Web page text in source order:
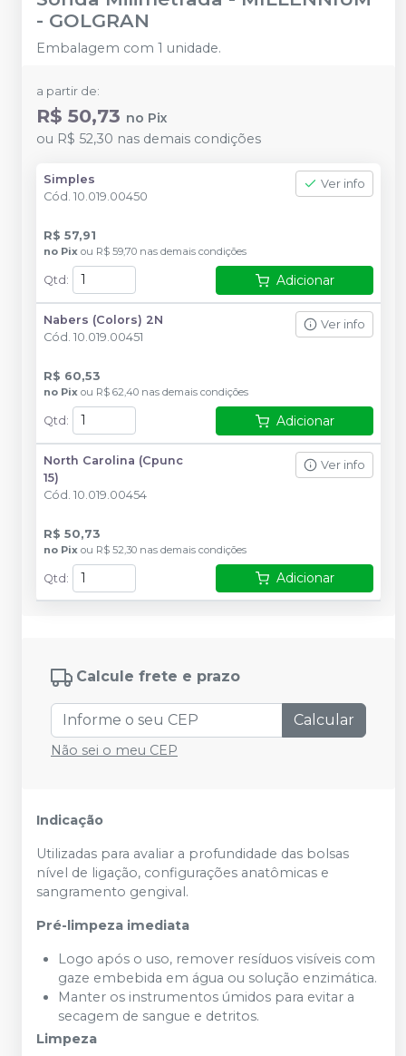
- GOLGRAN
Embalagem com 1 unidade.
a partir de:
R$ 50,73 no Pix
ou R$ 52,30 nas demais condições
Simples
Cód. 10.019.00450
Ver info
R$ 57,91
no Pix ou R$ 59,70 nas demais condições
Qtd : Adicionar
Nabers (Colors) 2N
Cód. 10.019.00451
Ver info
R$ 60,53
no Pix ou R$ 62,40 nas demais condições
Qtd : Adicionar
North Carolina (Cpunc
15)
Cód. 10.019.00454
Ver info
R$ 50,73
no Pix ou R$ 52,30 nas demais condições
Qtd: Adicionar
Calcule frete e prazo
Calcular
Não sei o meu CEP
Indicação
Utilizadas para avaliar a profundidade das bolsas
nível de ligação, configurações anatômicas e
sangramento gengival.
Pré-limpeza imediata
Logo após o uso, remover resíduos visíveis com
gaze embebida em água ou solução enzimática.
Manter os instrumentos úmidos para evitar a
secagem de sangue e detritos.
Limpeza